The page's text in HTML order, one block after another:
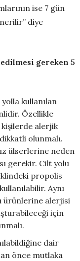
ise 7 gün
diye
gereken 5
kullanılan
Özellikle
alerjik
olunmalı.
ülserlerine neden
gerekir. Cilt yolu
propolis
Aynı
ürünlerine alerjisi
için
dair
önce mutlaka